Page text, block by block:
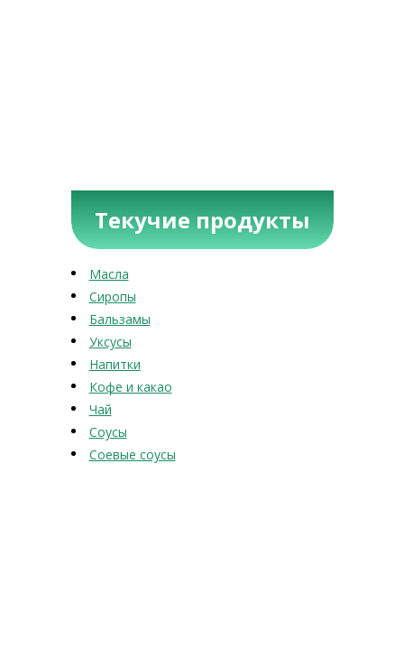
Текучие продукты
Масла
Сиропы
Бальзамы
Уксусы
Напитки
Кофе и какао
Чай
Соусы
Соевые соусы